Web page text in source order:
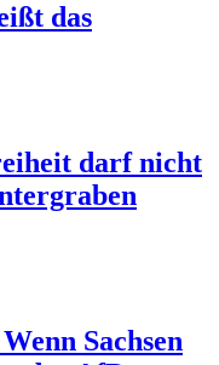
das
darf nicht
Sachsen